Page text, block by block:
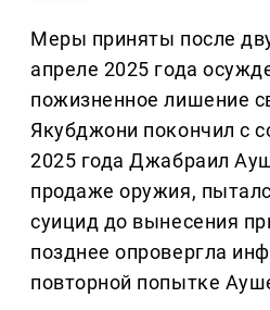
Меры приняты после
апреле 2025 года
пожизненное лишение
Якубджони покончил с
2025 года Джабраил
продаже оружия,
суицид до вынесения
позднее опровергла
повторной попытке